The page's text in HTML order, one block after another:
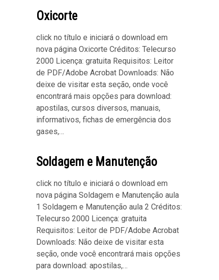
Oxicorte
click no título e iniciará o download em
nova página Oxicorte Créditos: Telecurso
2000 Licença: gratuita Requisitos: Leitor
de PDF/Adobe Acrobat Downloads: Não
deixe de visitar esta seção, onde você
encontrará mais opções para download:
apostilas, cursos diversos, manuais,
informativos, fichas de emergência dos
gases,…
Soldagem e Manutenção
click no título e iniciará o download em
nova página Soldagem e Manutenção aula
1 Soldagem e Manutenção aula 2 Créditos:
Telecurso 2000 Licença: gratuita
Requisitos: Leitor de PDF/Adobe Acrobat
Downloads: Não deixe de visitar esta
seção, onde você encontrará mais opções
para download: apostilas,…